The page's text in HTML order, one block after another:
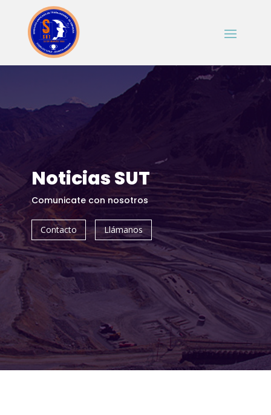
Noticias SUT
Comunicate con nosotros
Contacto Llámanos